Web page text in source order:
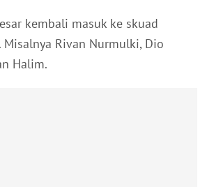
kembali masuk ke skuad
Misalnya Rivan Nurmulki, Dio
Halim.